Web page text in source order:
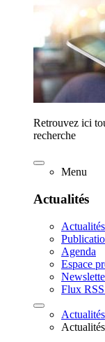
Retrouvez ici
recherche
Menu
Actualités
Agenda
Espace
Flux
Actualités